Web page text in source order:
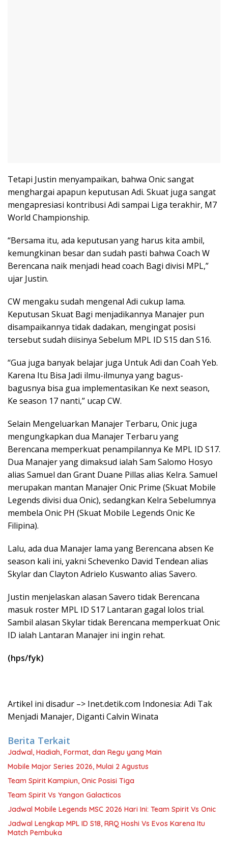
Tetapi Justin menyampaikan, bahwa Onic sangat
menghargai apapun keputusan Adi. Skuat juga sangat
mengapresiasi kontribusi Adi sampai Liga terakhir, M7
World Championship.
“Bersama itu, ada keputusan yang harus kita ambil,
kemungkinan besar dan sudah pasti bahwa Coach W
Berencana naik menjadi head coach Bagi divisi MPL,”
ujar Justin.
CW mengaku sudah mengenal Adi cukup lama.
Keputusan Skuat Bagi menjadikannya Manajer pun
disampaikannya tidak dadakan, mengingat posisi
tersebut sudah diisinya Sebelum MPL ID S15 dan S16.
“Gua juga banyak belajar juga Untuk Adi dan Coah Yeb.
Karena Itu Bisa Jadi ilmu-ilmunya yang bagus-
bagusnya bisa gua implementasikan Ke next season,
Ke season 17 nanti,” ucap CW.
Selain Mengeluarkan Manajer Terbaru, Onic juga
mengungkapkan dua Manajer Terbaru yang
Berencana memperkuat penampilannya Ke MPL ID S17.
Dua Manajer yang dimaksud ialah Sam Salomo Hosyo
alias Samuel dan Grant Duane Pillas alias Kelra. Samuel
merupakan mantan Manajer Onic Prime (Skuat Mobile
Legends divisi dua Onic), sedangkan Kelra Sebelumnya
membela Onic PH (Skuat Mobile Legends Onic Ke
Filipina).
Lalu, ada dua Manajer lama yang Berencana absen Ke
season kali ini, yakni Schevenko David Tendean alias
Skylar dan Clayton Adrielo Kuswanto alias Savero.
Justin menjelaskan alasan Savero tidak Berencana
masuk roster MPL ID S17 Lantaran gagal lolos trial.
Sambil alasan Skylar tidak Berencana memperkuat Onic
ID ialah Lantaran Manajer ini ingin rehat.
(hps/fyk)
Artikel ini disadur –> Inet.detik.com Indonesia: Adi Tak
Menjadi Manajer, Diganti Calvin Winata
Berita Terkait
Jadwal, Hadiah, Format, dan Regu yang Main
Mobile Major Series 2026, Mulai 2 Agustus
Team Spirit Kampiun, Onic Posisi Tiga
Team Spirit Vs Yangon Galacticos
Jadwal Mobile Legends MSC 2026 Hari Ini: Team Spirit Vs Onic
Jadwal Lengkap MPL ID S18, RRQ Hoshi Vs Evos Karena Itu
Match Pembuka